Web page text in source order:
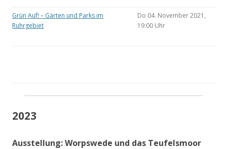
Grün Auf! – Gärten und Parks im
Ruhrgebiet
Do 04. November 2021,
19:00 Uhr
2023
Ausstellung: Worpswede und das Teufelsmoor